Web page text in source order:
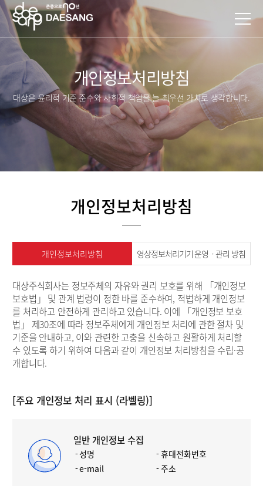
개인정보처리방침
대상은 윤리적 기준 준수와 사회적 책임을 늘 최우선 가치로 생각합니다.
개인정보처리방침
개인정보처리방침 영상정보처리기기 운영ㆍ관리 방침
대상주식회사는 정보주체의 자유와 권리 보호를 위해 「개인정보
보호법」 및 관계 법령이 정한 바를 준수하여, 적법하게 개인정보
를 처리하고 안전하게 관리하고 있습니다. 이에 「개인정보 보호
법」 제30조에 따라 정보주체에게 개인정보 처리에 관한 절차 및
기준을 안내하고, 이와 관련한 고충을 신속하고 원활하게 처리할
수 있도록 하기 위하여 다음과 같이 개인정보 처리방침을 수립·공
개합니다.
[주요 개인정보 처리 표시 (라벨링)]
일반 개인정보 수집
성명
휴대전화번호
e-mail
주소